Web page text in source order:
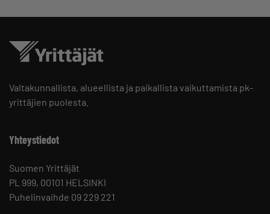
Valtakunnallista, alueellista ja paikallista vaikuttamista pk-
yrittäjien puolesta.
Yhteystiedot
Suomen Yrittäjät
PL 999, 00101 HELSINKI
Puhelinvaihde 09 229 221